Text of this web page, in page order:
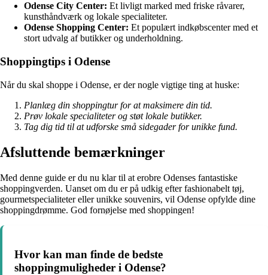
Odense City Center: Et livligt marked med friske råvarer,
kunsthåndværk og lokale specialiteter.
Odense Shopping Center: Et populært indkøbscenter med et
stort udvalg af butikker og underholdning.
Shoppingtips i Odense
Når du skal shoppe i Odense, er der nogle vigtige ting at huske:
Planlæg din shoppingtur for at maksimere din tid.
Prøv lokale specialiteter og støt lokale butikker.
Tag dig tid til at udforske små sidegader for unikke fund.
Afsluttende bemærkninger
Med denne guide er du nu klar til at erobre Odenses fantastiske
shoppingverden. Uanset om du er på udkig efter fashionabelt tøj,
gourmetspecialiteter eller unikke souvenirs, vil Odense opfylde dine
shoppingdrømme. God fornøjelse med shoppingen!
Hvor kan man finde de bedste
shoppingmuligheder i Odense?